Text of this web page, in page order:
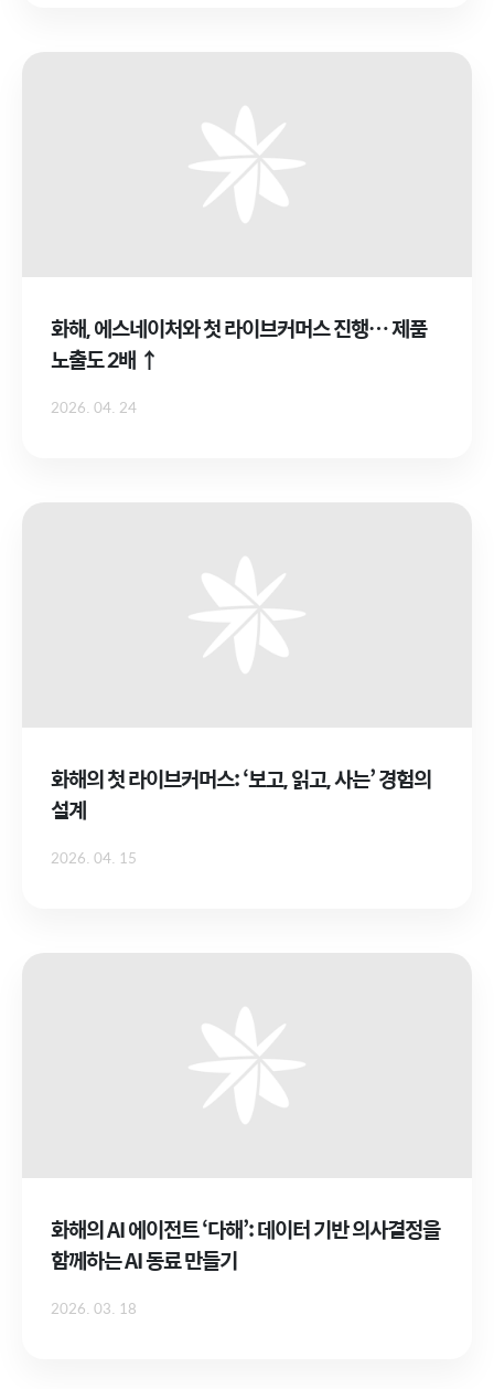
화해, 에스네이처와 첫 라이브커머스 진행… 제품
노출도 2배 ↑
2026. 04. 24
화해의 첫 라이브커머스: ‘보고, 읽고, 사는’ 경험의
설계
2026. 04. 15
화해의 AI 에이전트 ‘다해’: 데이터 기반 의사결정을
함께하는 AI 동료 만들기
2026. 03. 18